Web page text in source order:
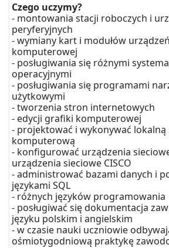
Czego uczymy?
- montowania stacji roboczych i
peryferyjnych
- wymiany kart i modułów
komputerowej
- posługiwania się różnymi
operacyjnymi
- posługiwania się programami
użytkowymi
- tworzenia stron internetowych
- edycji grafiki komputerowej
- projektować i wykonywać lokalną
komputerową
- konfigurować urządzenia
urządzenia sieciowe CISCO
- administrować bazami danych i
językami SQL
- różnych języków programowania
- posługiwać się dokumentacja
języku polskim i angielskim
- w czasie nauki uczniowie
ośmiotygodniową praktykę